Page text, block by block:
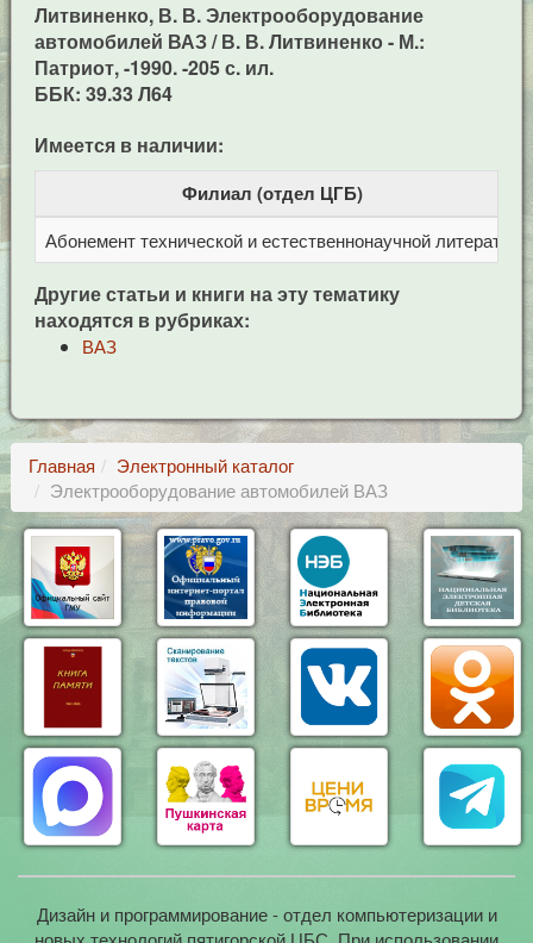
Литвиненко, В. В. Электрооборудование
автомобилей ВАЗ / В. В. Литвиненко - М.:
Патриот, -1990. -205 с. ил.
ББК: 39.33 Л64
Имеется в наличии:
Филиал (отдел ЦГБ)
Абонемент технической и естественнонаучной литерат
Другие статьи и книги на эту тематику
находятся в рубриках:
ВАЗ
Главная
Электронный каталог
Электрооборудование автомобилей ВАЗ
Дизайн и программирование - отдел компьютеризации и